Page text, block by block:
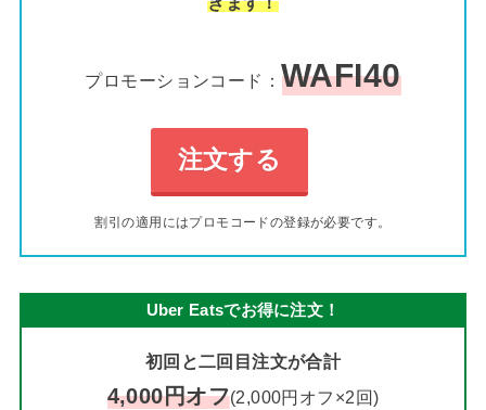
プロモーションコード： WAFI40
注文する
割引の適用にはプロモコードの登録が必要です。
Uber Eatsでお得に注文！
初回と二回目注文が合計
4,000円オフ(2,000円オフ×2回)